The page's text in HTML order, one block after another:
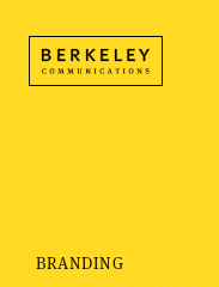
BRANDING